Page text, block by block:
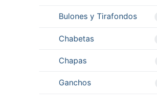
Bulones y Tirafondos
Chabetas
Chapas
Ganchos